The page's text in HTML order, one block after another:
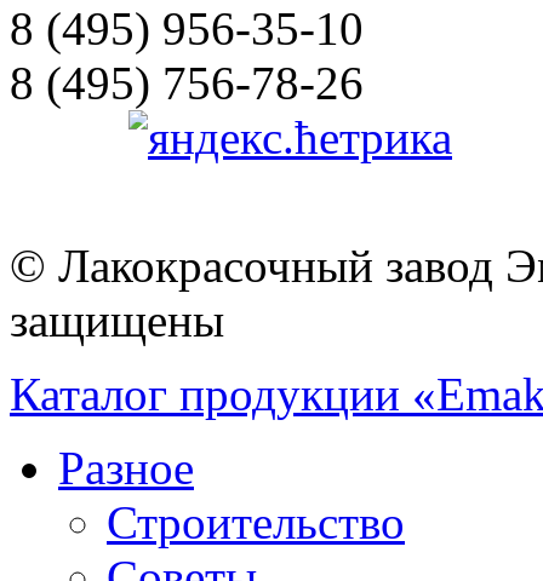
8 (495) 956-35-10
8 (495) 756-78-26
© Лакокрасочный завод
защищены
Каталог продукции
Разное
Строительство